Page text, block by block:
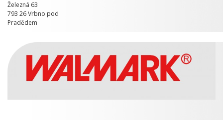
Železná 63
793 26 Vrbno pod
Pradědem